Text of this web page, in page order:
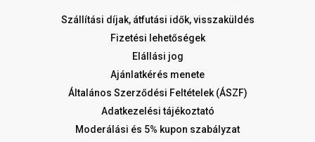
Szállítási díjak, átfutási idők, visszaküldés
Fizetési lehetőségek
Elállási jog
Ajánlatkérés menete
Általános Szerződési Feltételek (ÁSZF)
Adatkezelési tájékoztató
Moderálási és 5% kupon szabályzat